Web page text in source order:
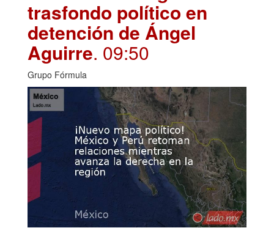
trasfondo político en
detención de Ángel
Aguirre. 09:50
Grupo Fórmula